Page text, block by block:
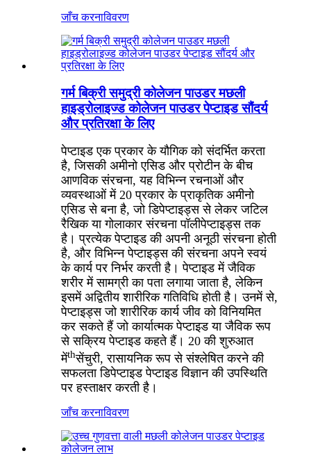
जाँच करनाविवरण
गर्म बिक्री समुद्री कोलेजन पाउडर मछली
हाइड्रोलाइज्ड कोलेजन पाउडर पेप्टाइड सौंदर्य
और प्रतिरक्षा के लिए
पेप्टाइड एक प्रकार के यौगिक को संदर्भित करता
है, जिसकी अमीनो एसिड और प्रोटीन के बीच
आणविक संरचना, यह विभिन्न रचनाओं और
व्यवस्थाओं में 20 प्रकार के प्राकृतिक अमीनो
एसिड से बना है, जो डिपेप्टाइड्स से लेकर जटिल
रैखिक या गोलाकार संरचना पॉलीपेप्टाइड्स तक
है। प्रत्येक पेप्टाइड की अपनी अनूठी संरचना होती
है, और विभिन्न पेप्टाइड्स की संरचना अपने स्वयं
के कार्य पर निर्भर करती है। पेप्टाइड में जैविक
शरीर में सामग्री का पता लगाया जाता है, लेकिन
इसमें अद्वितीय शारीरिक गतिविधि होती है। उनमें से,
पेप्टाइड्स जो शारीरिक कार्य जीव को विनियमित
कर सकते हैं जो कार्यात्मक पेप्टाइड या जैविक रूप
से सक्रिय पेप्टाइड कहते हैं। 20 की शुरुआत
मेंthसेंचुरी, रासायनिक रूप से संश्लेषित करने की
सफलता डिपेप्टाइड पेप्टाइड विज्ञान की उपस्थिति
पर हस्ताक्षर करती है।
जाँच करनाविवरण